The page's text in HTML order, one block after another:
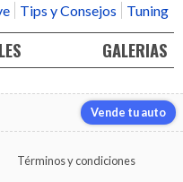
Tips y Consejos Tuning
GALERIAS
Vende tu auto
Términos y condiciones